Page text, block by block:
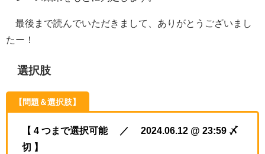
最後まで読んでいただきまして、ありがとうございまし
たー！
選択肢
【問題＆選択肢】
【 4 つまで選択可能 ／ 2024.06.12 @ 23:59 〆
切 】